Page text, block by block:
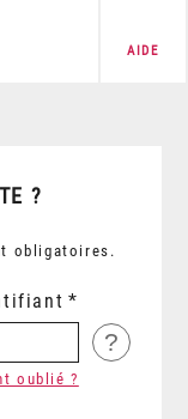
AIDE
?
obligatoires.
?
oublié ?